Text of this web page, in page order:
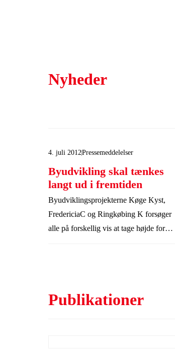
Nyheder
4. juli 2012Pressemeddelelser
Byudvikling skal tænkes
langt ud i fremtiden
Byudviklingsprojekterne Køge Kyst,
FredericiaC og Ringkøbing K forsøger
alle på forskellig vis at tage højde for
begge giver deres bud på vigtige
Publikationer